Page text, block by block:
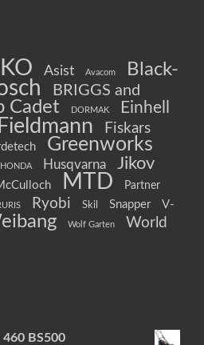
Asist Avacom
Black-
BRIGGS and
Cadet DORMAK Einhell
Fieldmann Fiskars
Greenworks
HONDA Husqvarna Jikov
MTD Partner
Ryobi Skil Snapper
V-
Wolf Garten World
460 BS500